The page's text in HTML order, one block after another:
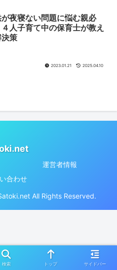
夜寝ない問題に悩む親必
４人子育て中の保育士が教え
策
2023.01.21 2025.04.10
運営者情報
合わせ
All Rights Reserved.
検索 トップ サイドバー